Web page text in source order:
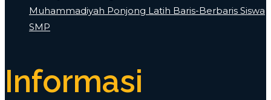
Muhammadiyah Ponjong Latih Baris-Berbaris Siswa
SMP
Informasi